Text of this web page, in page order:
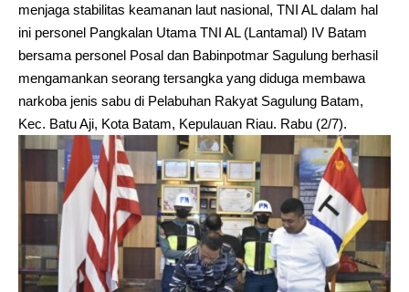
menjaga stabilitas keamanan laut nasional, TNI AL dalam hal
ini personel Pangkalan Utama TNI AL (Lantamal) IV Batam
bersama personel Posal dan Babinpotmar Sagulung berhasil
mengamankan seorang tersangka yang diduga membawa
narkoba jenis sabu di Pelabuhan Rakyat Sagulung Batam,
Kec. Batu Aji, Kota Batam, Kepulauan Riau. Rabu (2/7).